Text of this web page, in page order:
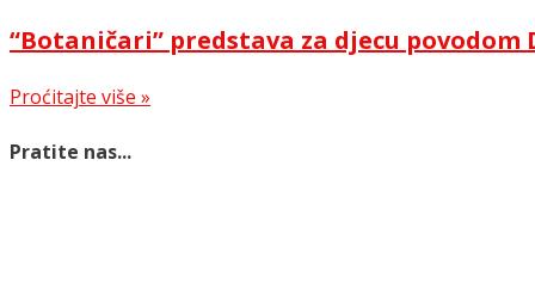
“Botaničari” predstava za djecu povodom
Proćitajte više »
Pratite nas...